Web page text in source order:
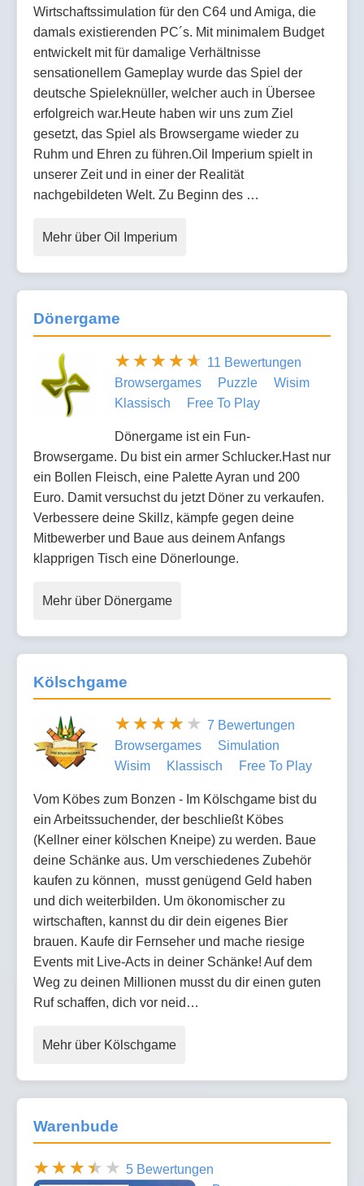
Wirtschaftssimulation für den C64 und Amiga, die
damals existierenden PC´s. Mit minimalem Budget
entwickelt mit für damalige Verhältnisse
sensationellem Gameplay wurde das Spiel der
deutsche Spieleknüller, welcher auch in Übersee
erfolgreich war.Heute haben wir uns zum Ziel
gesetzt, das Spiel als Browsergame wieder zu
Ruhm und Ehren zu führen.Oil Imperium spielt in
unserer Zeit und in einer der Realität
nachgebildeten Welt. Zu Beginn des …
Mehr über Oil Imperium
Dönergame
11 Bewertungen
Browsergames
Puzzle
Wisim
Klassisch
Free To Play
Dönergame ist ein Fun-
Browsergame. Du bist ein armer Schlucker.Hast nur
ein Bollen Fleisch, eine Palette Ayran und 200
Euro. Damit versuchst du jetzt Döner zu verkaufen.
Verbessere deine Skillz, kämpfe gegen deine
Mitbewerber und Baue aus deinem Anfangs
klapprigen Tisch eine Dönerlounge.
Mehr über Dönergame
Kölschgame
7 Bewertungen
Browsergames
Simulation
Wisim
Klassisch Free To Play
Vom Köbes zum Bonzen - Im Kölschgame bist du
ein Arbeitssuchender, der beschließt Köbes
(Kellner einer kölschen Kneipe) zu werden. Baue
deine Schänke aus. Um verschiedenes Zubehör
kaufen zu können, musst genügend Geld haben
und dich weiterbilden. Um ökonomischer zu
wirtschaften, kannst du dir dein eigenes Bier
brauen. Kaufe dir Fernseher und mache riesige
Events mit Live-Acts in deiner Schänke! Auf dem
Weg zu deinen Millionen musst du dir einen guten
Ruf schaffen, dich vor neid…
Mehr über Kölschgame
Warenbude
5 Bewertungen